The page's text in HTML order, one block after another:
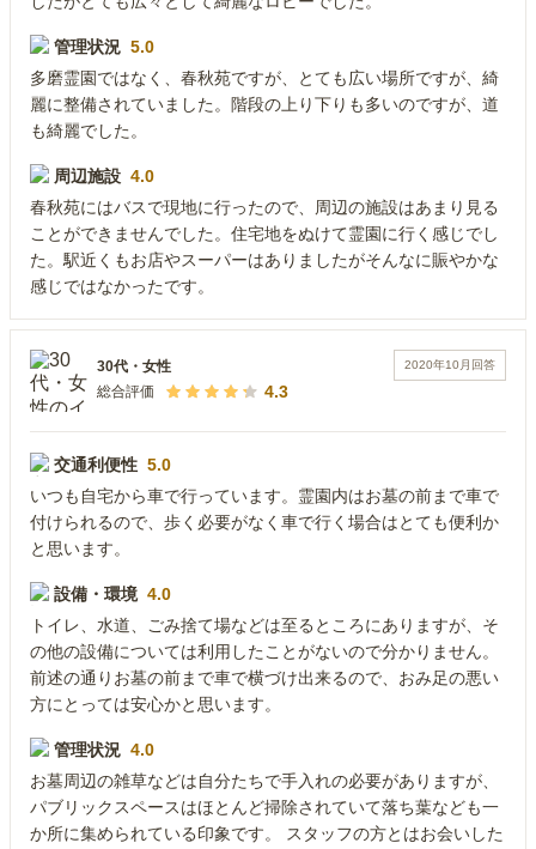
管理状況 5.0
多磨霊園ではなく、春秋苑ですが、とても広い場所ですが、綺
麗に整備されていました。階段の上り下りも多いのですが、道
も綺麗でした。
周辺施設 4.0
春秋苑にはバスで現地に行ったので、周辺の施設はあまり見る
ことができませんでした。住宅地をぬけて霊園に行く感じでし
た。駅近くもお店やスーパーはありましたがそんなに賑やかな
感じではなかったです。
2020年10月 回答
30代 ・ 女性
総合評価
4.3
交通利便性 5.0
いつも自宅から車で行っています。霊園内はお墓の前まで車で
付けられるので、歩く必要がなく車で行く場合はとても便利か
と思います。
設備・環境 4.0
トイレ、水道、ごみ捨て場などは至るところにありますが、そ
の他の設備については利用したことがないので分かりません。
前述の通りお墓の前まで車で横づけ出来るので、おみ足の悪い
方にとっては安心かと思います。
管理状況 4.0
お墓周辺の雑草などは自分たちで手入れの必要がありますが、
パブリックスペースはほとんど掃除されていて落ち葉なども一
か所に集められている印象です。 スタッフの方とはお会いした